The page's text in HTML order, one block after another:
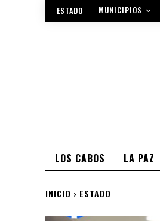
ESTADO MUNICIPIOS
LOS CABOS LA PAZ
INICIO ESTADO